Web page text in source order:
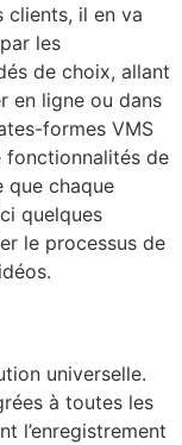
clients, il en va
les
de choix, allant
en ligne ou dans
formes VMS
fonctionnalités de
que chaque
quelques
le processus de
universelle.
à toutes les
l’enregistrement